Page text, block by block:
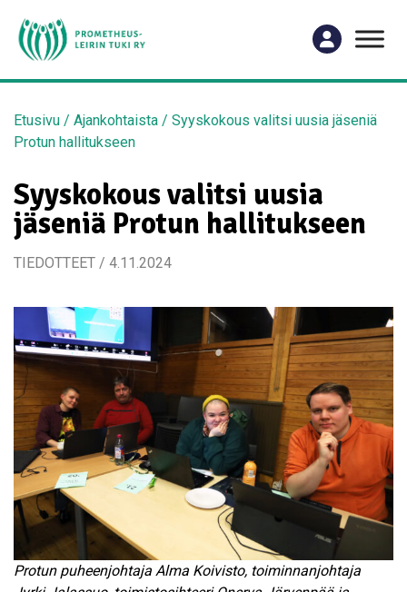
Etusivu / Ajankohtaista / Syyskokous valitsi uusia jäseniä
Protun hallitukseen
Syyskokous valitsi uusia
jäseniä Protun hallitukseen
TIEDOTTEET / 4.11.2024
Protun puheenjohtaja Alma Koivisto, toiminnanjohtaja